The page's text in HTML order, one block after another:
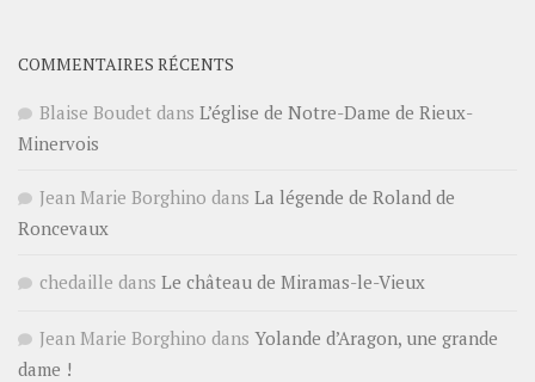
COMMENTAIRES RÉCENTS
Blaise Boudet dans L’église de Notre-Dame de Rieux-
Minervois
Jean Marie Borghino dans La légende de Roland de
Roncevaux
chedaille dans Le château de Miramas-le-Vieux
Jean Marie Borghino dans Yolande d’Aragon, une grande
dame !